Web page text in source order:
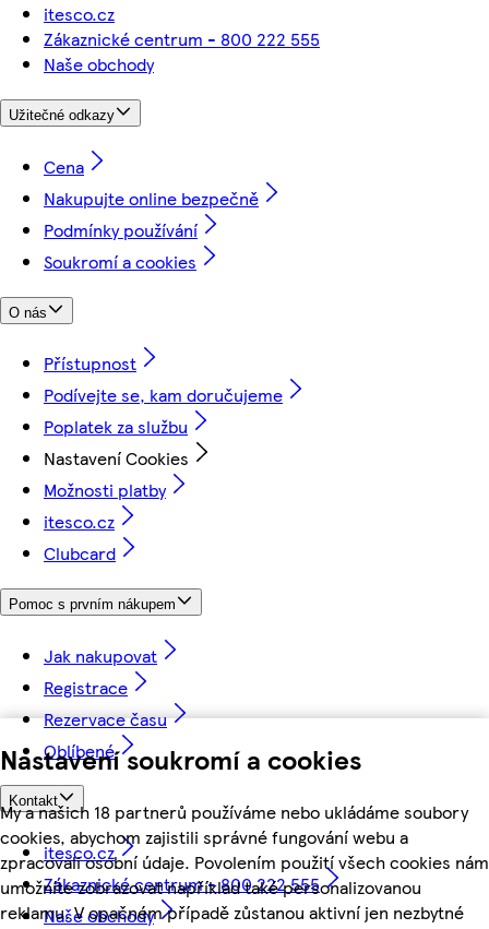
Nastavení soukromí a cookies
My a našich 18 partnerů používáme nebo ukládáme soubory
cookies, abychom zajistili správné fungování webu a
zpracovali osobní údaje. Povolením použití všech cookies nám
umožníte zobrazovat například také personalizovanou
reklamu. V opačném případě zůstanou aktivní jen nezbytné
itesco.cz
Zákaznické centrum - 800 222 555
Naše obchody
Užitečné odkazy
Cena
Nakupujte online bezpečně
Podmínky používání
Soukromí a cookies
O nás
Přístupnost
Podívejte se, kam doručujeme
Poplatek za službu
Nastavení Cookies
Možnosti platby
itesco.cz
Clubcard
Pomoc s prvním nákupem
Jak nakupovat
Registrace
Rezervace času
Oblíbené
Kontakt
itesco.cz
Zákaznické centrum - 800 222 555
Naše obchody